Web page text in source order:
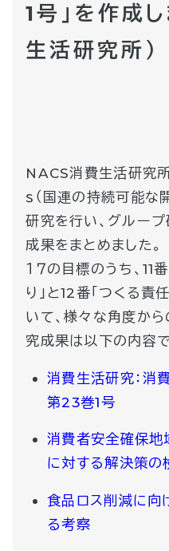
1号」を作成
生活研究所）
NACS消費生活研究
ｓ（国連の持続可能な
研究を行い、グルー
成果をまとめました。
１７の目標のうち、11
り」と12番「つくる責
いて、様々な角度か
究成果は以下の内容で
消費生活研究：消
第23巻1号
消費者安全確保地
に対する解決策の
食品ロス削減に向
る考察